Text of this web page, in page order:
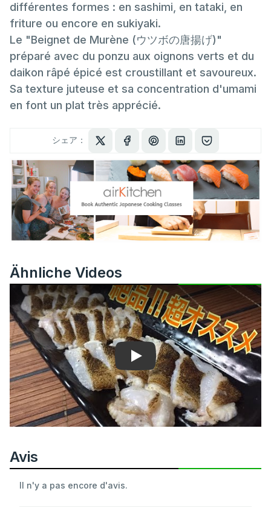
différentes formes : en sashimi, en tataki, en
friture ou encore en sukiyaki.
Le "Beignet de Murène (ウツボの唐揚げ)"
préparé avec du ponzu aux oignons verts et du
daikon râpé épicé est croustillant et savoureux.
Sa texture juteuse et sa concentration d'umami
en font un plat très apprécié.
シェア：
Ähnliche Videos
Play
Avis
Il n'y a pas encore d'avis.